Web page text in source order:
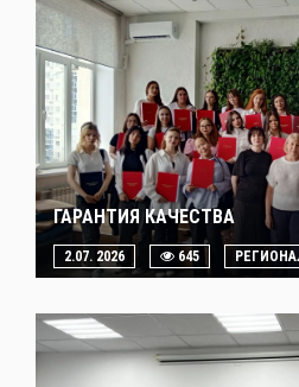
ГАРАНТИЯ КАЧЕСТВА
2.07. 2026 645